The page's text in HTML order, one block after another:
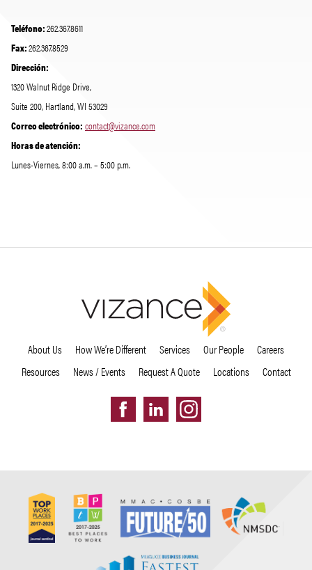
Teléfono:262.367.8611
Fax:262.367.8529
Dirección:
1320 Walnut Ridge Drive,
Suite 200, Hartland, WI 53029
Correo electrónico: contact@vizance.com
Horas de atención:
Lunes-Viernes, 8:00 a.m. – 5:00 p.m.
About Us How We’re Different Services Our People
Careers
Resources
News / Events Request A Quote Locations Contact